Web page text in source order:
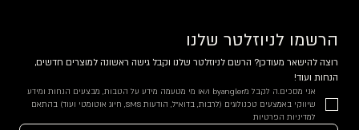
הרשמו לניוזלטר שלנו
הנחות ועוד!
למדיניות הפרטיות